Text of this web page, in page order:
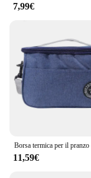
7,99€
11,59€